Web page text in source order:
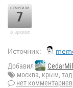
отметили
7
в архиве
Источник:
Добавил CedarMill
москва, крым,
нет комментариев